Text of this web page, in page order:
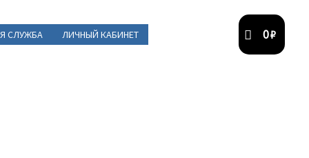
СЛУЖБА ЛИЧНЫЙ КАБИНЕТ 0₽